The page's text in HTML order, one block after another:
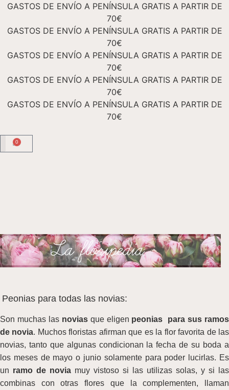
GASTOS DE ENVÍO A PENÍNSULA GRATIS A PARTIR DE
70€
GASTOS DE ENVÍO A PENÍNSULA GRATIS A PARTIR DE
70€
GASTOS DE ENVÍO A PENÍNSULA GRATIS A PARTIR DE
70€
GASTOS DE ENVÍO A PENÍNSULA GRATIS A PARTIR DE
70€
GASTOS DE ENVÍO A PENÍNSULA GRATIS A PARTIR DE
70€
0
Peonias para todas las novias:
Son muchas las noviasque eligen peonias para sus ramos
de novia. Muchos floristas afirman que es la flor favorita de las
novias, tanto que algunas condicionan la fecha de su boda a
los meses de mayo o junio solamente para poder lucirlas. Es
un ramo de novia muy vistoso si las utilizas solas, y si las
combinas con otras flores que la complementen, llaman